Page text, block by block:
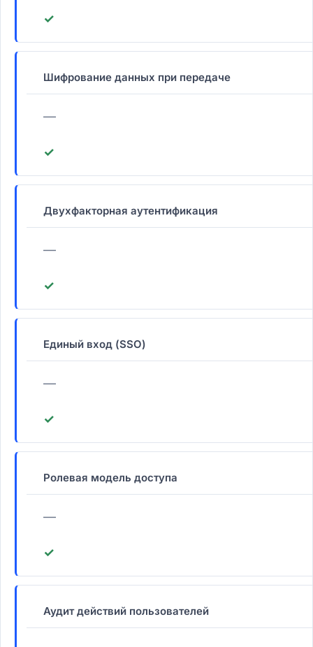
✓
Шифрование данных при передаче
—
✓
Двухфакторная аутентификация
—
✓
Единый вход (SSO)
—
✓
Ролевая модель доступа
—
✓
Аудит действий пользователей